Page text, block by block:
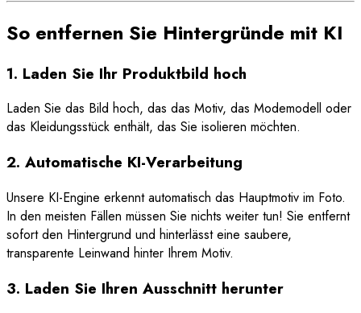
So entfernen Sie Hintergründe mit KI
1. Laden Sie Ihr Produktbild hoch
Laden Sie das Bild hoch, das das Motiv, das Modemodell oder
das Kleidungsstück enthält, das Sie isolieren möchten.
2. Automatische KI-Verarbeitung
Unsere KI-Engine erkennt automatisch das Hauptmotiv im Foto.
In den meisten Fällen müssen Sie nichts weiter tun! Sie entfernt
sofort den Hintergrund und hinterlässt eine saubere,
transparente Leinwand hinter Ihrem Motiv.
3. Laden Sie Ihren Ausschnitt herunter